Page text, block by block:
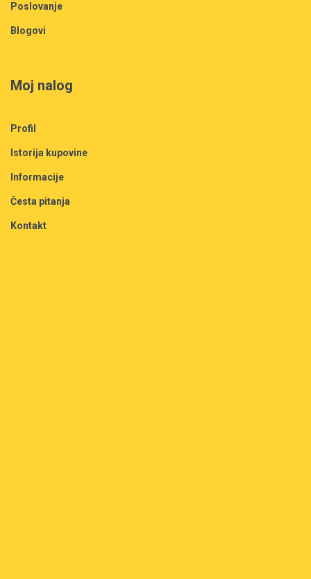
Poslovanje
Blogovi
Moj nalog
Profil
Istorija kupovine
Informacije
Česta pitanja
Kontakt